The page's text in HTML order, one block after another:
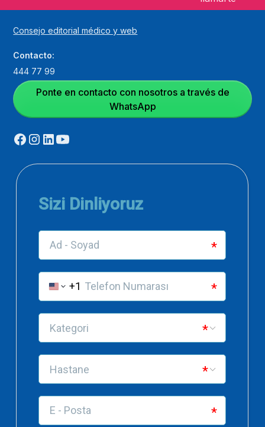
Consejo editorial médico y web
Contacto:
444 77 99
Ponte en contacto con nosotros a través de
WhatsApp